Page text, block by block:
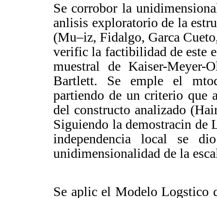
Se corrobor la
anlisis exploratorio de la
(Mu–iz, Fidalgo, Garca
verific la factibilidad de este
muestral de Kaiser-Meyer-
Bartlett. Se emple el
partiendo de un criterio que
del constructo analizado (
Siguiendo la demostracin de
independencia local se
unidimensionalidad de la
Se aplic el Modelo